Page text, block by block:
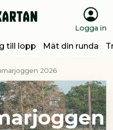
Logga in
till lopp Mät din runda
2026